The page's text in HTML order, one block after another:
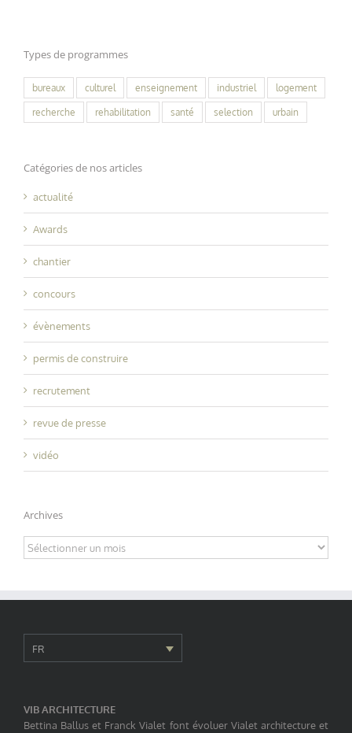
Types de programmes
bureaux culturel enseignement industriel logement
recherche rehabilitation santé selection urbain
Catégories de nos articles
actualité
Awards
chantier
concours
évènements
permis de construire
recrutement
revue de presse
vidéo
Archives
Archives
FR
VIB ARCHITECTURE
Bettina Ballus et Franck Vialet font évoluer Vialet architecture et